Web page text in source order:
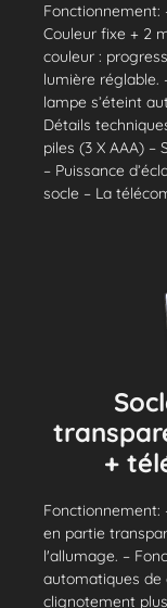
Fonctionnement:
Couleur fixe + 2
couleur :
lumière réglable.
lampe s’éteint
Détails
piles (3 X AAA) –
– Puissance
socle – La
+
Fonctionnement:
en partie
l'allumage. –
automatiques de
clignotement